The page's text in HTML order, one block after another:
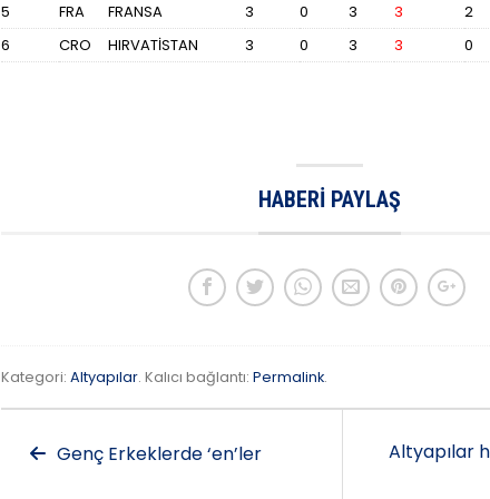
5
FRA FRANSA 3 0 3 3 2
6
CRO HIRVATİSTAN 3 0 3 3 0
HABERI PAYLAŞ
Kategori: Altyapılar. Kalıcı bağlantı: Permalink.
Genç Erkeklerde ‘en’ler Altyapılar